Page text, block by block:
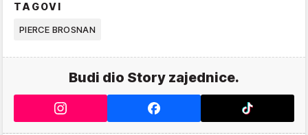
TAGOVI
PIERCE BROSNAN
Budi dio Story zajednice.